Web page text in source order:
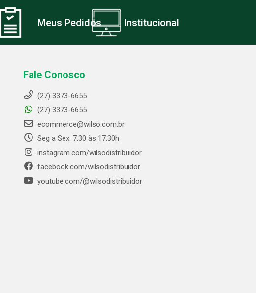
Meus Pedidos Institucional
Fale Conosco
(27) 3373-6655
(27) 3373-6655
ecommerce@wilso.com.br
Seg a Sex: 7:30 às 17:30h
instagram.com/wilsodistribuidor
facebook.com/wilsodistribuidor
youtube.com/@wilsodistribuidor